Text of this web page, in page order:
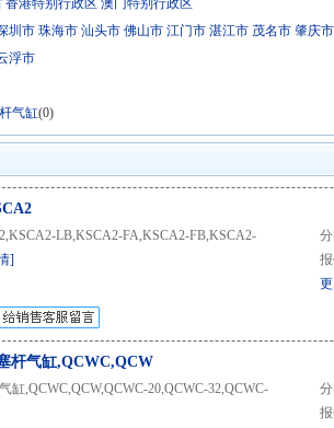
香港特别行政区 澳门特别行政区
圳市 珠海市 汕头市 佛山市 江门市 湛江市 茂名市 肇庆市
浮市
气缸(0)
LB,KSCA2-FA,KSCA2-FB,KSCA2-
]
杆气缸,QCWC,QCW
缸,QCWC,QCW,QCWC-20,QCWC-32,QCWC-